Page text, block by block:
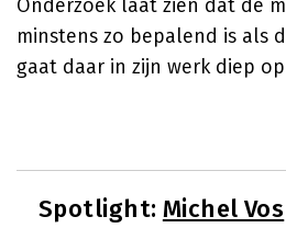
Onderzoek laat zien dat de
minstens zo bepalend is als
gaat daar in zijn werk diep
Spotlight: Michel Vos